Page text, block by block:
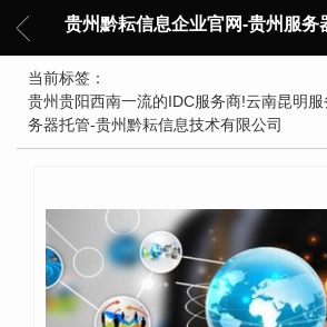
当前标签：
贵州贵阳西南一流的IDC服务商!云南昆明
务器托管-贵州黔耘信息技术有限公司